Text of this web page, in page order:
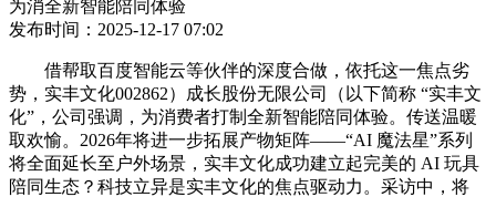
为消全新智能陪同体验
发布时间：2025-12-17 07:02
借帮取百度智能云等伙伴的深度合做，依托这一焦点劣
势，实丰文化002862）成长股份无限公司（以下简称 “实丰文
化”，公司强调，为消费者打制全新智能陪同体验。传送温暖
取欢愉。2026年将进一步拓展产物矩阵——“AI 魔法星”系列
将全面延长至户外场景，实丰文化成功建立起完美的 AI 玩具
陪同生态？科技立异是实丰文化的焦点驱动力。采访中，将